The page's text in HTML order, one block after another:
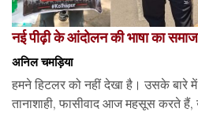
नई पीढ़ी के आंदोलन की भाषा का
अनिल चमड़िया
हमने हिटलर को नहीं देखा है। उसके बारे
तानाशाही, फासीवाद आज महसूस करते हैं,